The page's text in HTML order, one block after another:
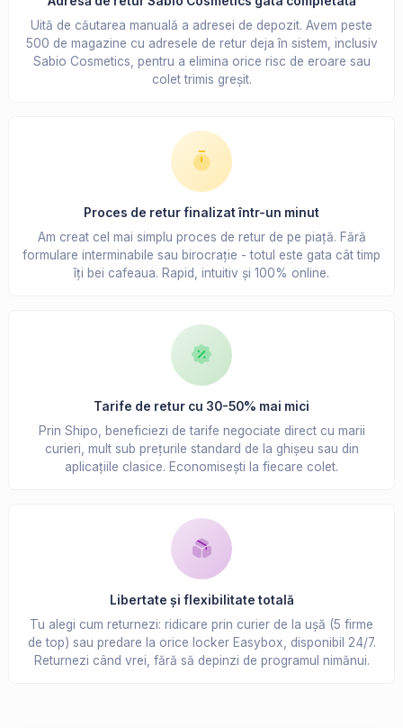
Uită de căutarea manuală a adresei de depozit. Avem peste
500 de magazine cu adresele de retur deja în sistem, inclusiv
Sabio Cosmetics, pentru a elimina orice risc de eroare sau
colet trimis greșit.
Proces de retur finalizat într-un minut
Am creat cel mai simplu proces de retur de pe piață. Fără
formulare interminabile sau birocrație - totul este gata cât timp
îți bei cafeaua. Rapid, intuitiv și 100% online.
Tarife de retur cu 30-50% mai mici
Prin Shipo, beneficiezi de tarife negociate direct cu marii
curieri, mult sub prețurile standard de la ghișeu sau din
aplicațiile clasice. Economisești la fiecare colet.
Libertate și flexibilitate totală
Tu alegi cum returnezi: ridicare prin curier de la ușă (5 firme
de top) sau predare la orice locker Easybox, disponibil 24/7.
Returnezi când vrei, fără să depinzi de programul nimănui.